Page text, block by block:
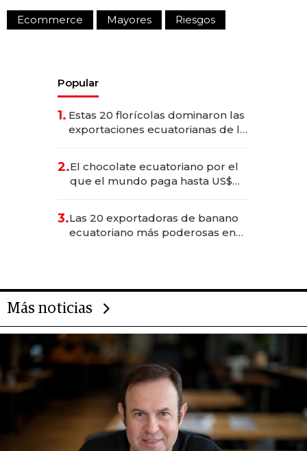
Ecommerce Mayores Riesgos
Popular
1. Estas 20 florícolas dominaron las
exportaciones ecuatorianas de la
2.El chocolate ecuatoriano por el
que el mundo paga hasta US$
3.Las 20 exportadoras de banano
ecuatoriano más poderosas en
Más noticias